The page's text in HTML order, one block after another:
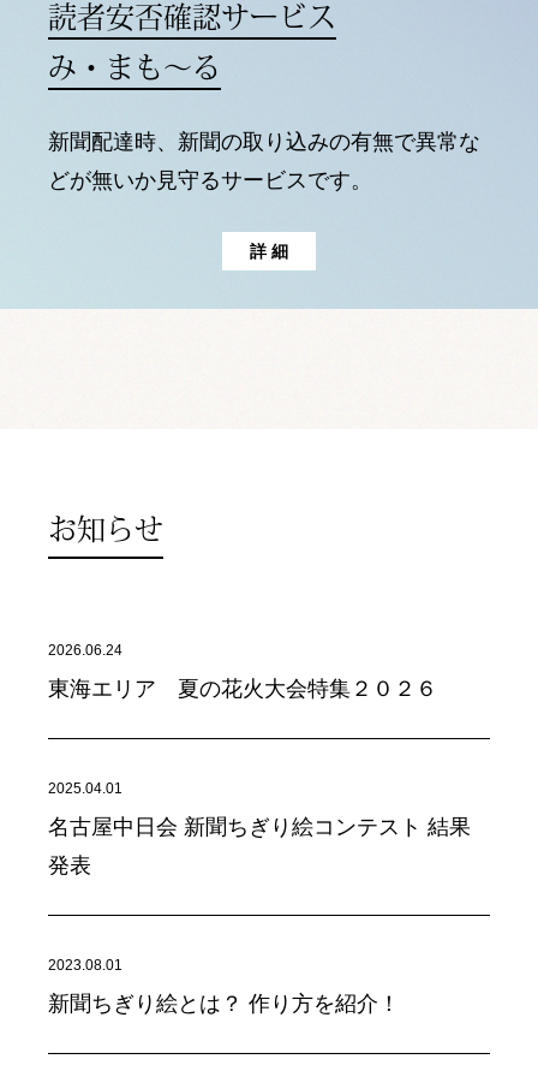
読者安否確認サービス
み・まも～る
新聞配達時、新聞の取り込みの有無で異常な
どが無いか見守るサービスです。
詳 細
お知らせ
2026.06.24
東海エリア 夏の花火大会特集２０２６
2025.04.01
名古屋中日会 新聞ちぎり絵コンテスト 結果
発表
2023.08.01
新聞ちぎり絵とは？ 作り方を紹介！